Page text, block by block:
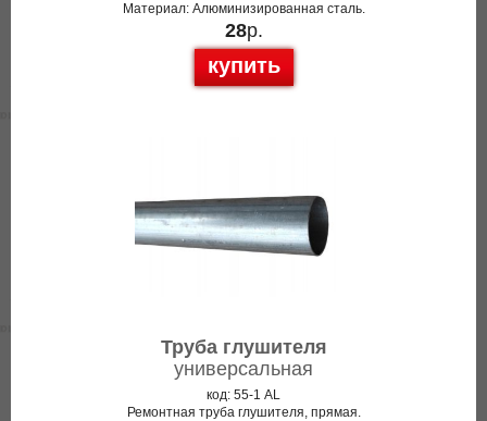
Материал: Алюминизированная сталь.
28р.
купить
Труба глушителя
универсальная
код: 55-1 AL
Ремонтная труба глушителя, прямая.